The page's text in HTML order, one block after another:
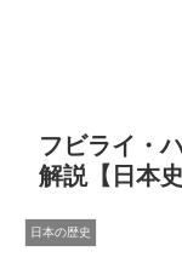
フビライ・
解説【日本
日本の歴史